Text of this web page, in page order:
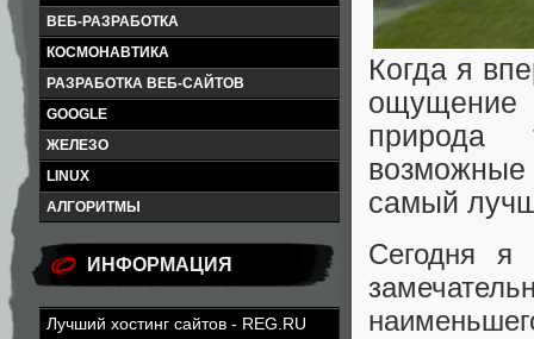
ВЕБ-РАЗРАБОТКА
КОСМОНАВТИКА
РАЗРАБОТКА ВЕБ-САЙТОВ
GOOGLE
ЖЕЛЕЗО
LINUX
АЛГОРИТМЫ
ИНФОРМАЦИЯ
Лучший хостинг сайтов - REG.RU
Когда я
ощущение
природа
самый
Сегодня я